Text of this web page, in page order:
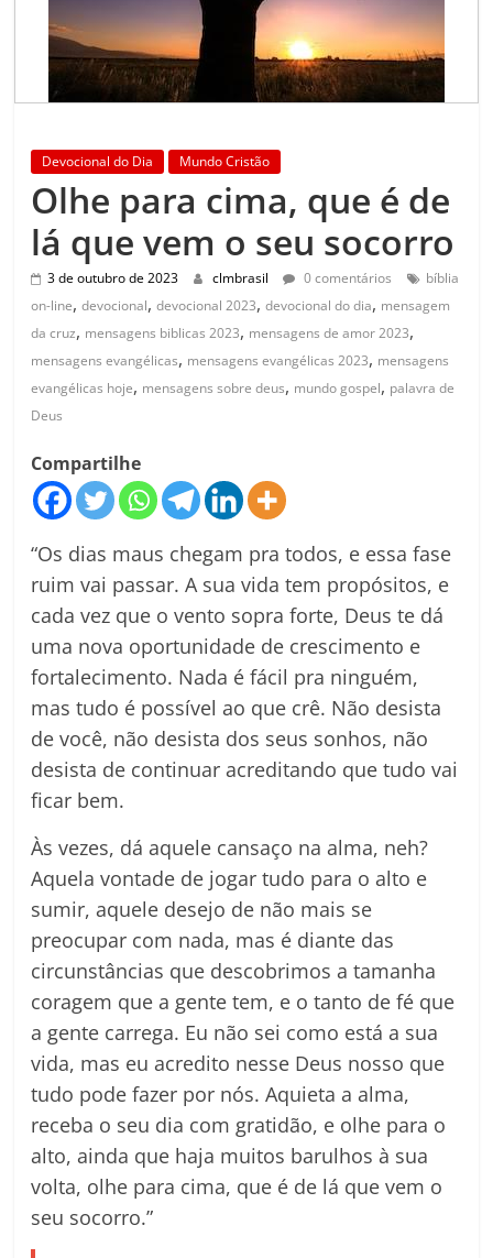
Devocional do Dia Mundo Cristão
Olhe para cima, que é de
lá que vem o seu socorro
3 de outubro de 2023 clmbrasil 0 comentários
bíblia
on-line,devocional,devocional 2023,devocional do dia, mensagem
da cruz, mensagens biblicas 2023, mensagens de amor 2023,
mensagens evangélicas, mensagens evangélicas 2023, mensagens
evangélicas hoje, mensagens sobre deus, mundo gospel, palavra de
Deus
Compartilhe
“Os dias maus chegam pra todos, e essa fase
ruim vai passar. A sua vida tem propósitos, e
cada vez que o vento sopra forte, Deus te dá
uma nova oportunidade de crescimento e
fortalecimento. Nada é fácil pra ninguém,
mas tudo é possível ao que crê. Não desista
de você, não desista dos seus sonhos, não
desista de continuar acreditando que tudo vai
ficar bem.
Às vezes, dá aquele cansaço na alma, neh?
Aquela vontade de jogar tudo para o alto e
sumir, aquele desejo de não mais se
preocupar com nada, mas é diante das
circunstâncias que descobrimos a tamanha
coragem que a gente tem, e o tanto de fé que
a gente carrega. Eu não sei como está a sua
vida, mas eu acredito nesse Deus nosso que
tudo pode fazer por nós. Aquieta a alma,
receba o seu dia com gratidão, e olhe para o
alto, ainda que haja muitos barulhos à sua
volta, olhe para cima, que é de lá que vem o
seu socorro.”